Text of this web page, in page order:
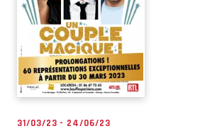
31/03/23 - 24/06/23